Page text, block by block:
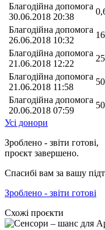
Благодійна допомога
30.06.2018 20:38
Благодійна допомога
26.06.2018 10:32
Благодійна допомога
21.06.2018 12:22
Благодійна допомога
21.06.2018 11:58
Благодійна допомога
20.06.2018 07:59
Усі донори
Зроблено - звіти готові,
проєкт завершено.
Спасибі вам за вашу
Зроблено - звіти готові
Схожі проєкти